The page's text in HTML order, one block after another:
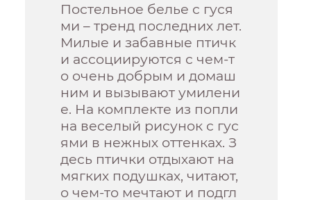
Постельное белье с гуся
ми – тренд последних лет.
Милые и забавные птичк
и ассоциируются с чем-т
о очень добрым и домаш
ним и вызывают умилени
е. На комплекте из попли
на веселый рисунок с гус
ями в нежных оттенках. З
десь птички отдыхают на
мягких подушках, читают,
о чем-то мечтают и подгл